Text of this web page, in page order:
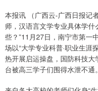
本报讯 （广西云-广西日报记
师，汉语言文学专业具体学什
些？”11月27日，南宁市第一
场以“大学专业科普·职业生涯
热开展启运操盘，国防科技
台被高三学子们围得水泄不通。